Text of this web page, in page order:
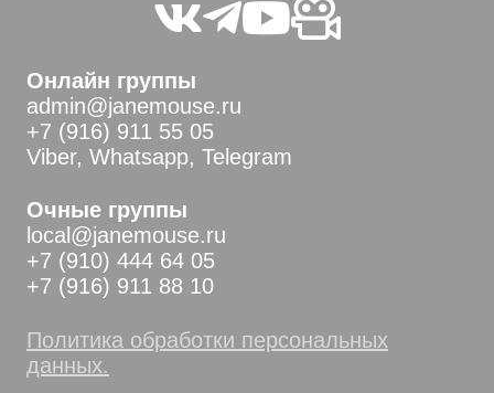
Онлайн группы
admin@janemouse.ru
+7 (916) 911 55 05
Viber, Whatsapp, Telegram
Очные группы
local@janemouse.ru
+7 (910) 444 64 05
+7 (916) 911 88 10
Политика обработки персональных
данных.